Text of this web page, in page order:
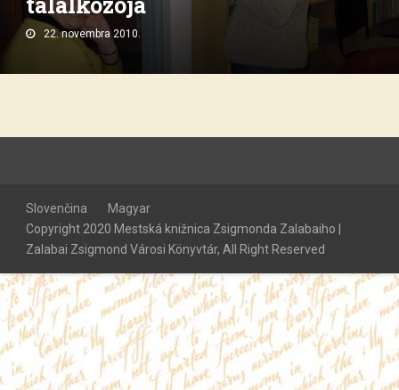
22. novembra 2010.
Slovenčina
Magyar
Copyright 2020 Mestská knižnica Zsigmonda Zalabaiho |
Zalabai Zsigmond Városi Könyvtár, All Right Reserved